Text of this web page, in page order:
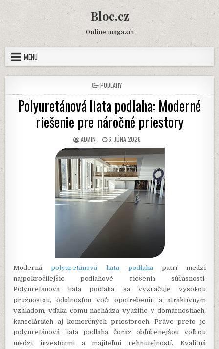
content
Bloc.cz
Online magazín
MENU
POSTED
IN
PODLAHY
Polyuretánová liata podlaha: Moderné
riešenie pre náročné priestory
AUTHOR:
ADMIN
PUBLISHED
DATE:
6. JÚNA 2026
Modernápolyuretánová liata podlahapatrí medzi
najpokročilejšie podlahové riešenia súčasnosti.
Polyuretánová liata podlaha sa vyznačuje vysokou
pružnosťou, odolnosťou voči opotrebeniu a atraktívnym
vzhľadom, vďaka čomu nachádza využitie v domácnostiach,
kanceláriách aj komerčných priestoroch. Práve preto je
polyuretánová liata podlaha čoraz obľúbenejšou voľbou
medzi investormi a majiteľmi nehnuteľností. Kvalitná